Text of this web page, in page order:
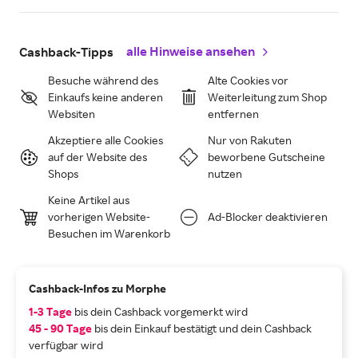
Cashback-Tipps alle Hinweise ansehen
Besuche während des
Einkaufs keine anderen
Websiten
Alte Cookies vor
Weiterleitung zum Shop
entfernen
Akzeptiere alle Cookies
auf der Website des
Shops
Nur von Rakuten
beworbene Gutscheine
nutzen
Keine Artikel aus
vorherigen Website-
Besuchen im Warenkorb
Ad-Blocker deaktivieren
Cashback-Infos zu Morphe
1-3 Tage bis dein Cashback vorgemerkt wird
45 - 90 Tage bis dein Einkauf bestätigt und dein Cashback
verfügbar wird